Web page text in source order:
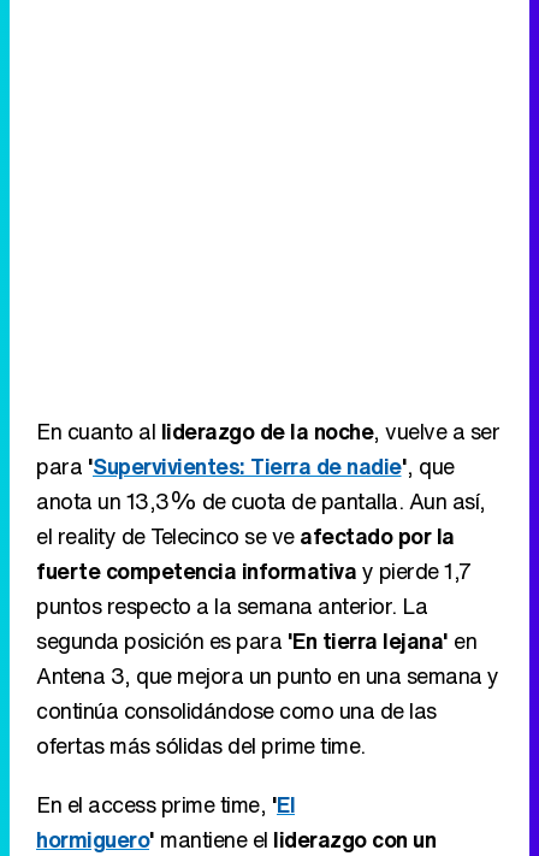
En cuanto al liderazgo de la noche, vuelve a ser
para 'Supervivientes: Tierra de nadie', que
anota un 13,3% de cuota de pantalla. Aun así,
el reality de Telecinco se veafectado por la
fuerte competencia informativay pierde 1,7
puntos respecto a la semana anterior. La
segunda posición es para 'En tierra lejana' en
Antena 3, que mejora un punto en una semana y
continúa consolidándose como una de las
ofertas más sólidas del prime time.
En el access prime time, 'El
hormiguero' mantiene el liderazgo con un